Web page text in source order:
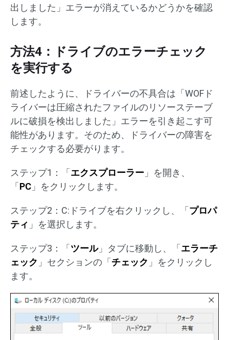
出しました」エラーが消えているかどうかを確認
します。
方法4：ドライブのエラーチェック
を実行する
前述したように、ドライバーの不具合は「WOFド
ライバーは圧縮されたファイルのリソーステーブ
ルに破損を検出しました」エラーを引き起こす可
能性があります。そのため、ドライバーの障害を
チェックする必要がります。
ステップ1：「 エクスプローラー 」を開き、
「 PC 」をクリックします。
ステップ2：C:ドライブを右クリックし、「 プロパ
ティ 」を選択します。
ステップ3：「 ツール」タブに移動し、「 エラーチ
ェック 」セクションの「 チェック 」をクリックし
ます。